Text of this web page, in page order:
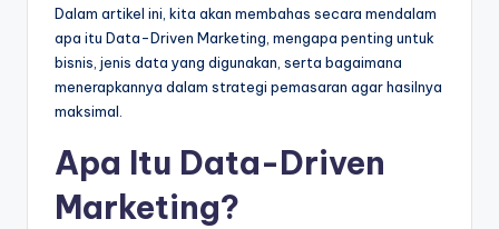
Dalam artikel ini, kita akan membahas secara mendalam
apa itu Data-Driven Marketing, mengapa penting untuk
bisnis, jenis data yang digunakan, serta bagaimana
menerapkannya dalam strategi pemasaran agar hasilnya
maksimal.
Apa Itu Data-Driven
Marketing?